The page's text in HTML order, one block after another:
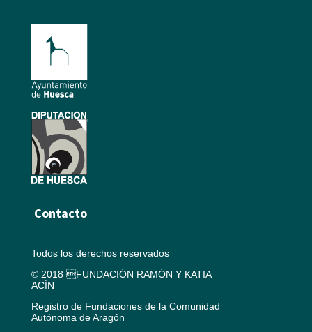
Contacto
Todos los derechos reservados
© 2018 FUNDACIÓN RAMÓN Y KATIA
ACÍN
Registro de Fundaciones de la Comunidad
Autónoma de Aragón